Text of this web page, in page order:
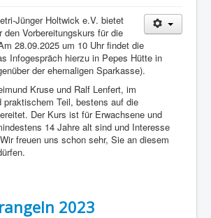
Jünger Holtwick e.V. bietet
den Vorbereitungskurs für die
28.09.2025 um 10 Uhr findet die
Infogespräch hierzu in Pepes Hütte in
der ehemaligen Sparkasse).
Kruse und Ralf Lenfert, im
praktischem Teil, bestens auf die
Der Kurs ist für Erwachsene und
14 Jahre alt sind und Interesse
freuen uns schon sehr, Sie an diesem
2023